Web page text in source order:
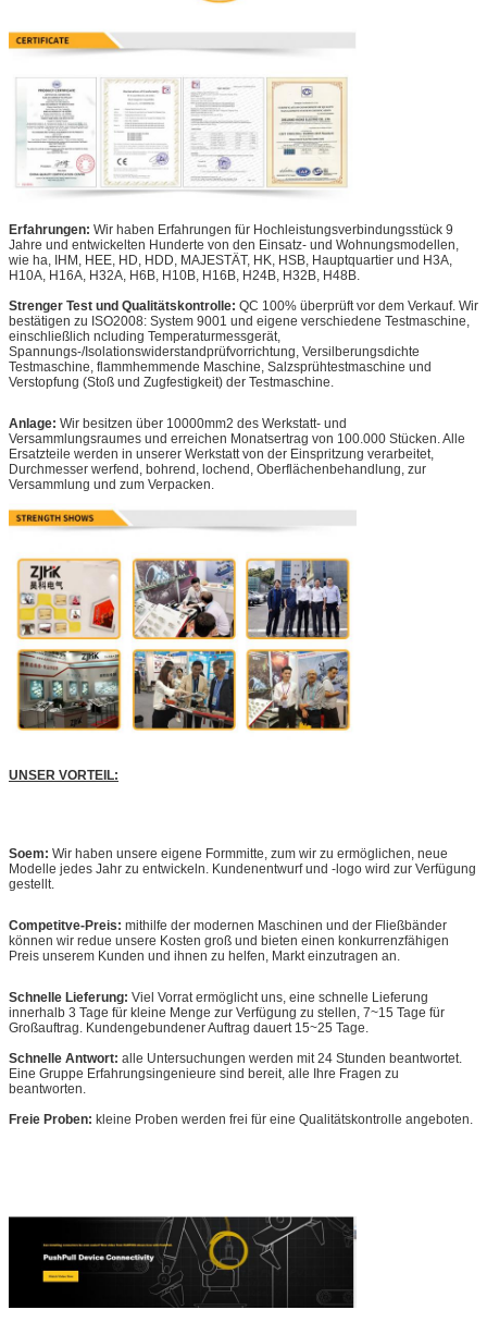
Erfahrungen: Wir haben Erfahrungen für Hochleistungsverbindungsstück 9
Jahre und entwickelten Hunderte von den Einsatz- und Wohnungsmodellen,
wie ha, IHM, HEE, HD, HDD, MAJESTÄT, HK, HSB, Hauptquartier und H3A,
H10A, H16A, H32A, H6B, H10B, H16B, H24B, H32B, H48B.
Strenger Test und Qualitätskontrolle: QC 100% überprüft vor dem Verkauf. Wir
bestätigen zu ISO2008: System 9001 und eigene verschiedene Testmaschine,
einschließlich ncluding Temperaturmessgerät,
Spannungs-/Isolationswiderstandprüfvorrichtung, Versilberungsdichte
Testmaschine, flammhemmende Maschine, Salzsprühtestmaschine und
Verstopfung (Stoß und Zugfestigkeit) der Testmaschine.
Anlage: Wir besitzen über 10000mm2 des Werkstatt- und
Versammlungsraumes und erreichen Monatsertrag von 100.000 Stücken. Alle
Ersatzteile werden in unserer Werkstatt von der Einspritzung verarbeitet,
Durchmesser werfend, bohrend, lochend, Oberflächenbehandlung, zur
Versammlung und zum Verpacken.
UNSER VORTEIL:
Soem: Wir haben unsere eigene Formmitte, zum wir zu ermöglichen, neue
Modelle jedes Jahr zu entwickeln. Kundenentwurf und -logo wird zur Verfügung
gestellt.
Competitve-Preis: mithilfe der modernen Maschinen und der Fließbänder
können wir redue unsere Kosten groß und bieten einen konkurrenzfähigen
Preis unserem Kunden und ihnen zu helfen, Markt einzutragen an.
Schnelle Lieferung: Viel Vorrat ermöglicht uns, eine schnelle Lieferung
innerhalb 3 Tage für kleine Menge zur Verfügung zu stellen, 7~15 Tage für
Großauftrag. Kundengebundener Auftrag dauert 15~25 Tage.
Schnelle Antwort: alle Untersuchungen werden mit 24 Stunden beantwortet.
Eine Gruppe Erfahrungsingenieure sind bereit, alle Ihre Fragen zu
beantworten.
Freie Proben: kleine Proben werden frei für eine Qualitätskontrolle angeboten.